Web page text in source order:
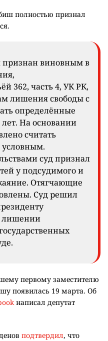
полностью признал
виновным в
362, часть 4, УК РК,
лишения свободы с
определённые
На основании
считать
условным.
суд признал
у подсудимого и
Отягчающие
Суд решил
лишении
первому заместителю
появилась 19 марта. Об
написал депутат
подтвердил, что